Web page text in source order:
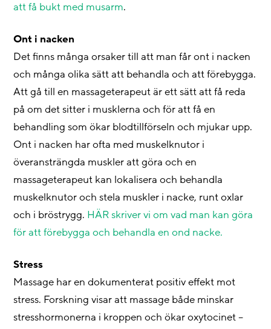
att få bukt med musarm.
Ont i nacken
Det finns många orsaker till att man får ont i nacken
och många olika sätt att behandla och att förebygga.
Att gå till en massageterapeut är ett sätt att få reda
på om det sitter i musklerna och för att få en
behandling som ökar blodtillförseln och mjukar upp.
Ont i nacken har ofta med muskelknutor i
överansträngda muskler att göra och en
massageterapeut kan lokalisera och behandla
muskelknutor och stela muskler i nacke, runt oxlar
och i bröstrygg. HÄR skriver vi om vad man kan göra
för att förebygga och behandla en ond nacke.
Stress
Massage har en dokumenterat positiv effekt mot
stress. Forskning visar att massage både minskar
stresshormonerna i kroppen och ökar oxytocinet –